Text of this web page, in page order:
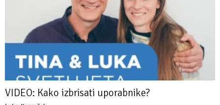
VIDEO: Kako izbrisati uporabnike?